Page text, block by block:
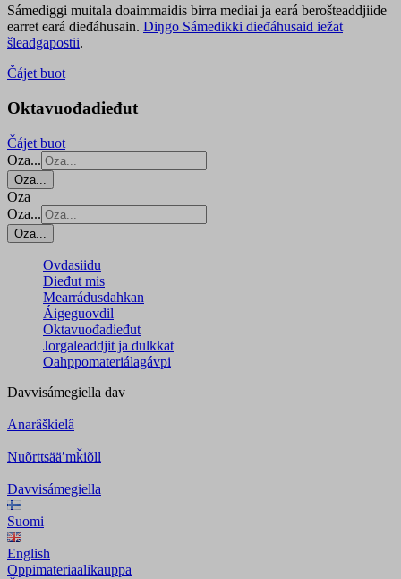
Sámediggi muitala doaimmaidis birra mediai ja eará berošteaddjiide
earret eará dieđáhusain. Diŋgo Sámedikki dieđáhusaid iežat
šleađgapostii.
Čájet buot
Oktavuođadieđut
Čájet buot
Oza...
Oza...
Oza
Oza...
Oza...
Ovdasiidu
Dieđut mis
Mearrádusdahkan
Áigeguovdil
Oktavuođadieđut
Jorgaleaddjit ja dulkkat
Oahppomateriálagávpi
Davvisámegiella dav
Anarâškielâ
Nuõrttsääʹmǩiõll
Davvisámegiella
Suomi
English
Oppimateriaalikauppa